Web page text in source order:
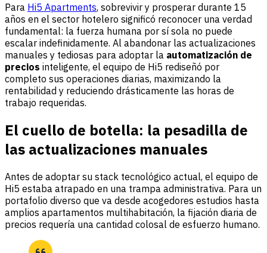
Para Hi5 Apartments, sobrevivir y prosperar durante 15
años en el sector hotelero significó reconocer una verdad
fundamental: la fuerza humana por sí sola no puede
escalar indefinidamente. Al abandonar las actualizaciones
manuales y tediosas para adoptar la automatización de
precios inteligente, el equipo de Hi5 rediseñó por
completo sus operaciones diarias, maximizando la
rentabilidad y reduciendo drásticamente las horas de
trabajo requeridas.
El cuello de botella: la pesadilla de
las actualizaciones manuales
Antes de adoptar su stack tecnológico actual, el equipo de
Hi5 estaba atrapado en una trampa administrativa. Para un
portafolio diverso que va desde acogedores estudios hasta
amplios apartamentos multihabitación, la fijación diaria de
precios requería una cantidad colosal de esfuerzo humano.